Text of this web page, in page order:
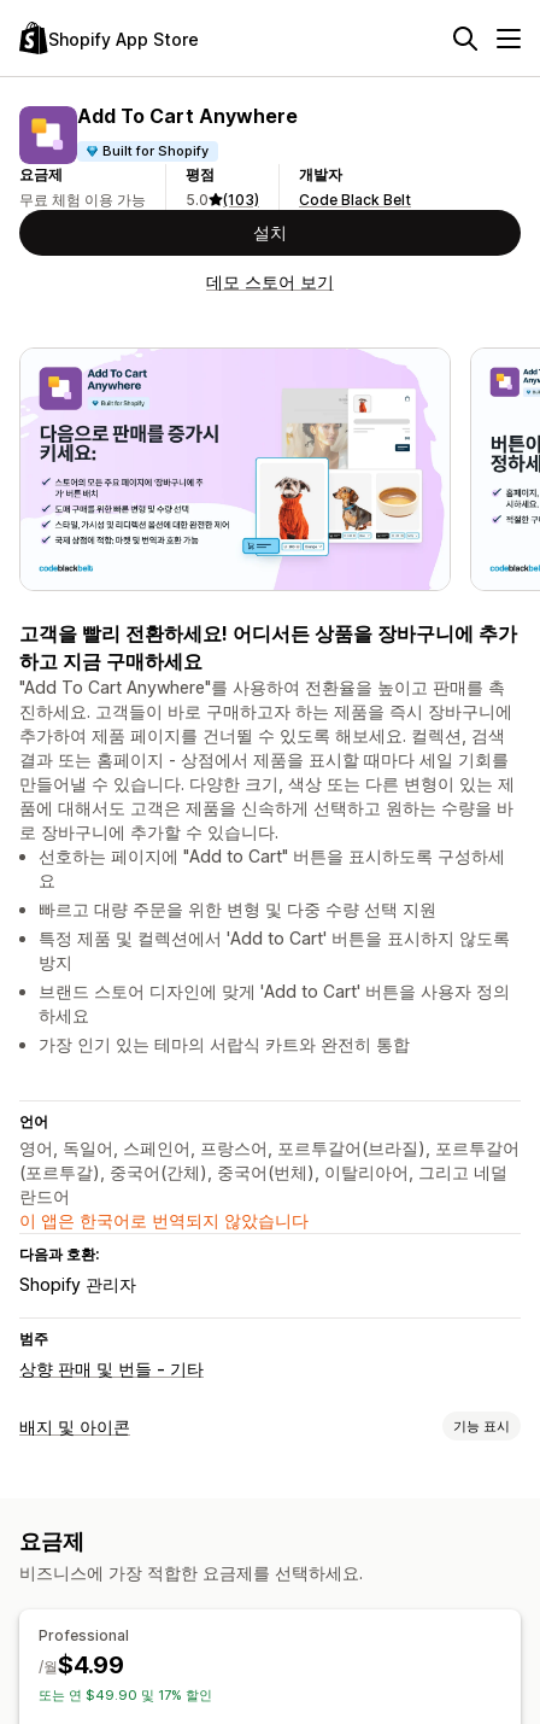
Shopify App Store
Add To Cart Anywhere
Built for Shopify
요금제
무료 체험 이용 가능
평점
5.0
(103)
개발자
Code Black Belt
설치
데모 스토어 보기
고객을 빨리 전환하세요! 어디서든 상품을 장바구니에 추가
하고 지금 구매하세요
"Add To Cart Anywhere"를 사용하여 전환율을 높이고 판매를 촉
진하세요. 고객들이 바로 구매하고자 하는 제품을 즉시 장바구니에
추가하여 제품 페이지를 건너뛸 수 있도록 해보세요. 컬렉션, 검색
결과 또는 홈페이지 - 상점에서 제품을 표시할 때마다 세일 기회를
만들어낼 수 있습니다. 다양한 크기, 색상 또는 다른 변형이 있는 제
품에 대해서도 고객은 제품을 신속하게 선택하고 원하는 수량을 바
로 장바구니에 추가할 수 있습니다.
선호하는 페이지에 "Add to Cart" 버튼을 표시하도록 구성하세
요
빠르고 대량 주문을 위한 변형 및 다중 수량 선택 지원
특정 제품 및 컬렉션에서 'Add to Cart' 버튼을 표시하지 않도록
방지
브랜드 스토어 디자인에 맞게 'Add to Cart' 버튼을 사용자 정의
하세요
가장 인기 있는 테마의 서랍식 카트와 완전히 통합
언어
영어, 독일어, 스페인어, 프랑스어, 포르투갈어(브라질), 포르투갈어
(포르투갈), 중국어(간체), 중국어(번체), 이탈리아어, 그리고 네덜
란드어
이 앱은 한국어로 번역되지 않았습니다
다음과 호환:
Shopify 관리자
범주
상향 판매 및 번들 - 기타
배지 및 아이콘 기능 표시
맞춤 설정
아이콘 위치
사용자 지정 페이지
검색 페이지
요금제
비즈니스에 가장 적합한 요금제를 선택하세요.
Professional
$4.99
/월
또는 연 $49.90 및 17% 할인